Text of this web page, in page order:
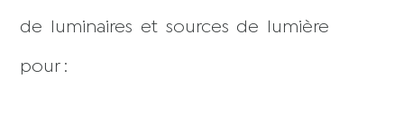
de luminaires et sources de lumière
pour :